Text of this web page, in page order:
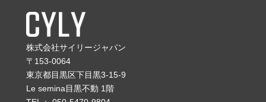
株式会社サイリージャパン
〒153-0064
東京都目黒区下目黒3-15-9
Le semina目黒不動 1階